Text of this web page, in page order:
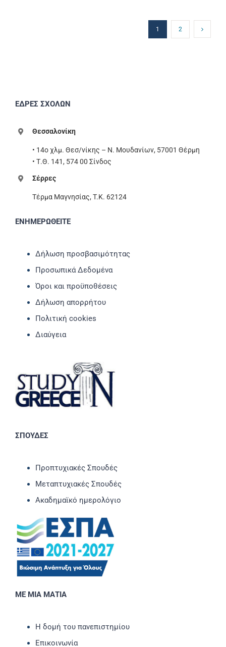
1 2
ΕΔΡΕΣ ΣΧΟΛΩΝ
Θεσσαλονίκη
• 14ο χλμ. Θεσ/νίκης – Ν. Μουδανίων, 57001 Θέρμη
• Τ.Θ. 141, 574 00 Σίνδος
Σέρρες
Τέρμα Μαγνησίας, T.K. 62124
ΕΝΗΜΕΡΩΘΕΙΤΕ
Δήλωση προσβασιμότητας
Προσωπικά Δεδομένα
Όροι και προϋποθέσεις
Δήλωση απορρήτου
Πολιτική cookies
Διαύγεια
ΣΠΟΥΔΕΣ
Προπτυχιακές Σπουδές
Μεταπτυχιακές Σπουδές
Ακαδημαϊκό ημερολόγιο
ΜΕ ΜΙΑ ΜΑΤΙΑ
Η δομή του πανεπιστημίου
Επικοινωνία